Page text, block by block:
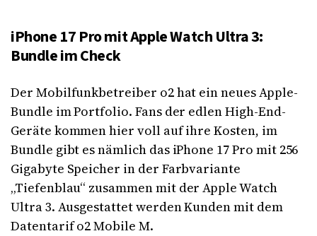
iPhone 17 Pro mit Apple Watch Ultra 3:
Bundle im Check
Der Mobilfunkbetreiber o2 hat ein neues Apple-
Bundle im Portfolio. Fans der edlen High-End-
Geräte kommen hier voll auf ihre Kosten, im
Bundle gibt es nämlich das iPhone 17 Pro mit 256
Gigabyte Speicher in der Farbvariante
„Tiefenblau“ zusammen mit der Apple Watch
Ultra 3. Ausgestattet werden Kunden mit dem
Datentarif o2 Mobile M.